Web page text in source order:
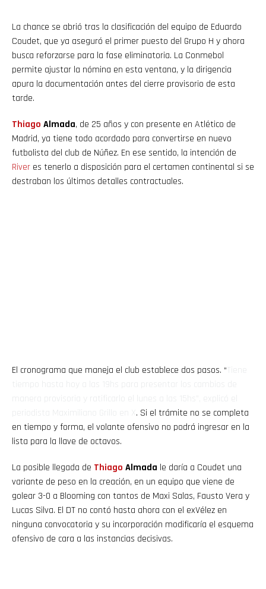
La chance se abrió tras la clasificación del equipo de Eduardo
Coudet, que ya aseguró el primer puesto del Grupo H y ahora
busca reforzarse para la fase eliminatoria. La Conmebol
permite ajustar la nómina en esta ventana, y la dirigencia
apura la documentación antes del cierre provisorio de esta
tarde.
Thiago Almada, de 25 años y con presente en Atlético de
Madrid, ya tiene todo acordado para convertirse en nuevo
futbolista del club de Núñez. En ese sentido, la intención de
River es tenerlo a disposición para el certamen continental si se
destraban los últimos detalles contractuales.
El cronograma que maneja el club establece dos pasos. “Tiene
tiempo hasta hoy a las 19hs para presentar los cambios de
manera provisoria y ratificarlo el lunes a las 15hs”, explicó el
periodista Maximiliano Grillo en X . Si el trámite no se completa
en tiempo y forma, el volante ofensivo no podrá ingresar en la
lista para la llave de octavos.
La posible llegada de Thiago Almada le daría a Coudet una
variante de peso en la creación, en un equipo que viene de
golear 3-0 a Blooming con tantos de Maxi Salas, Fausto Vera y
Lucas Silva. El DT no contó hasta ahora con el exVélez en
ninguna convocatoria y su incorporación modificaría el esquema
ofensivo de cara a las instancias decisivas.